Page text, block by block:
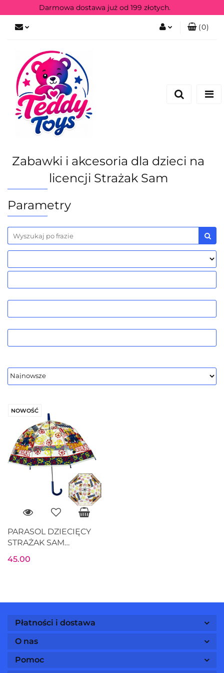
Darmowa dostawa już od 199 złotych.
(0)
Zabawki i akcesoria dla dzieci na
licencji Strażak Sam
Parametry
NOWOŚĆ
PARASOL DZIECIĘCY
STRAŻAK SAM
półprzezroczysty
45.00
Płatności i dostawa
O nas
Pomoc